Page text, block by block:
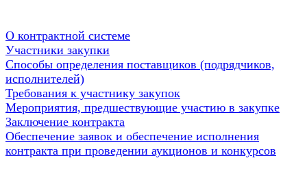
О контрактной системе
Участники закупки
Способы определения поставщиков (подрядчиков,
исполнителей)
Требования к участнику закупок
Мероприятия, предшествующие участию в закупке
Заключение контракта
Обеспечение заявок и обеспечение исполнения
контракта при проведении аукционов и конкурсов